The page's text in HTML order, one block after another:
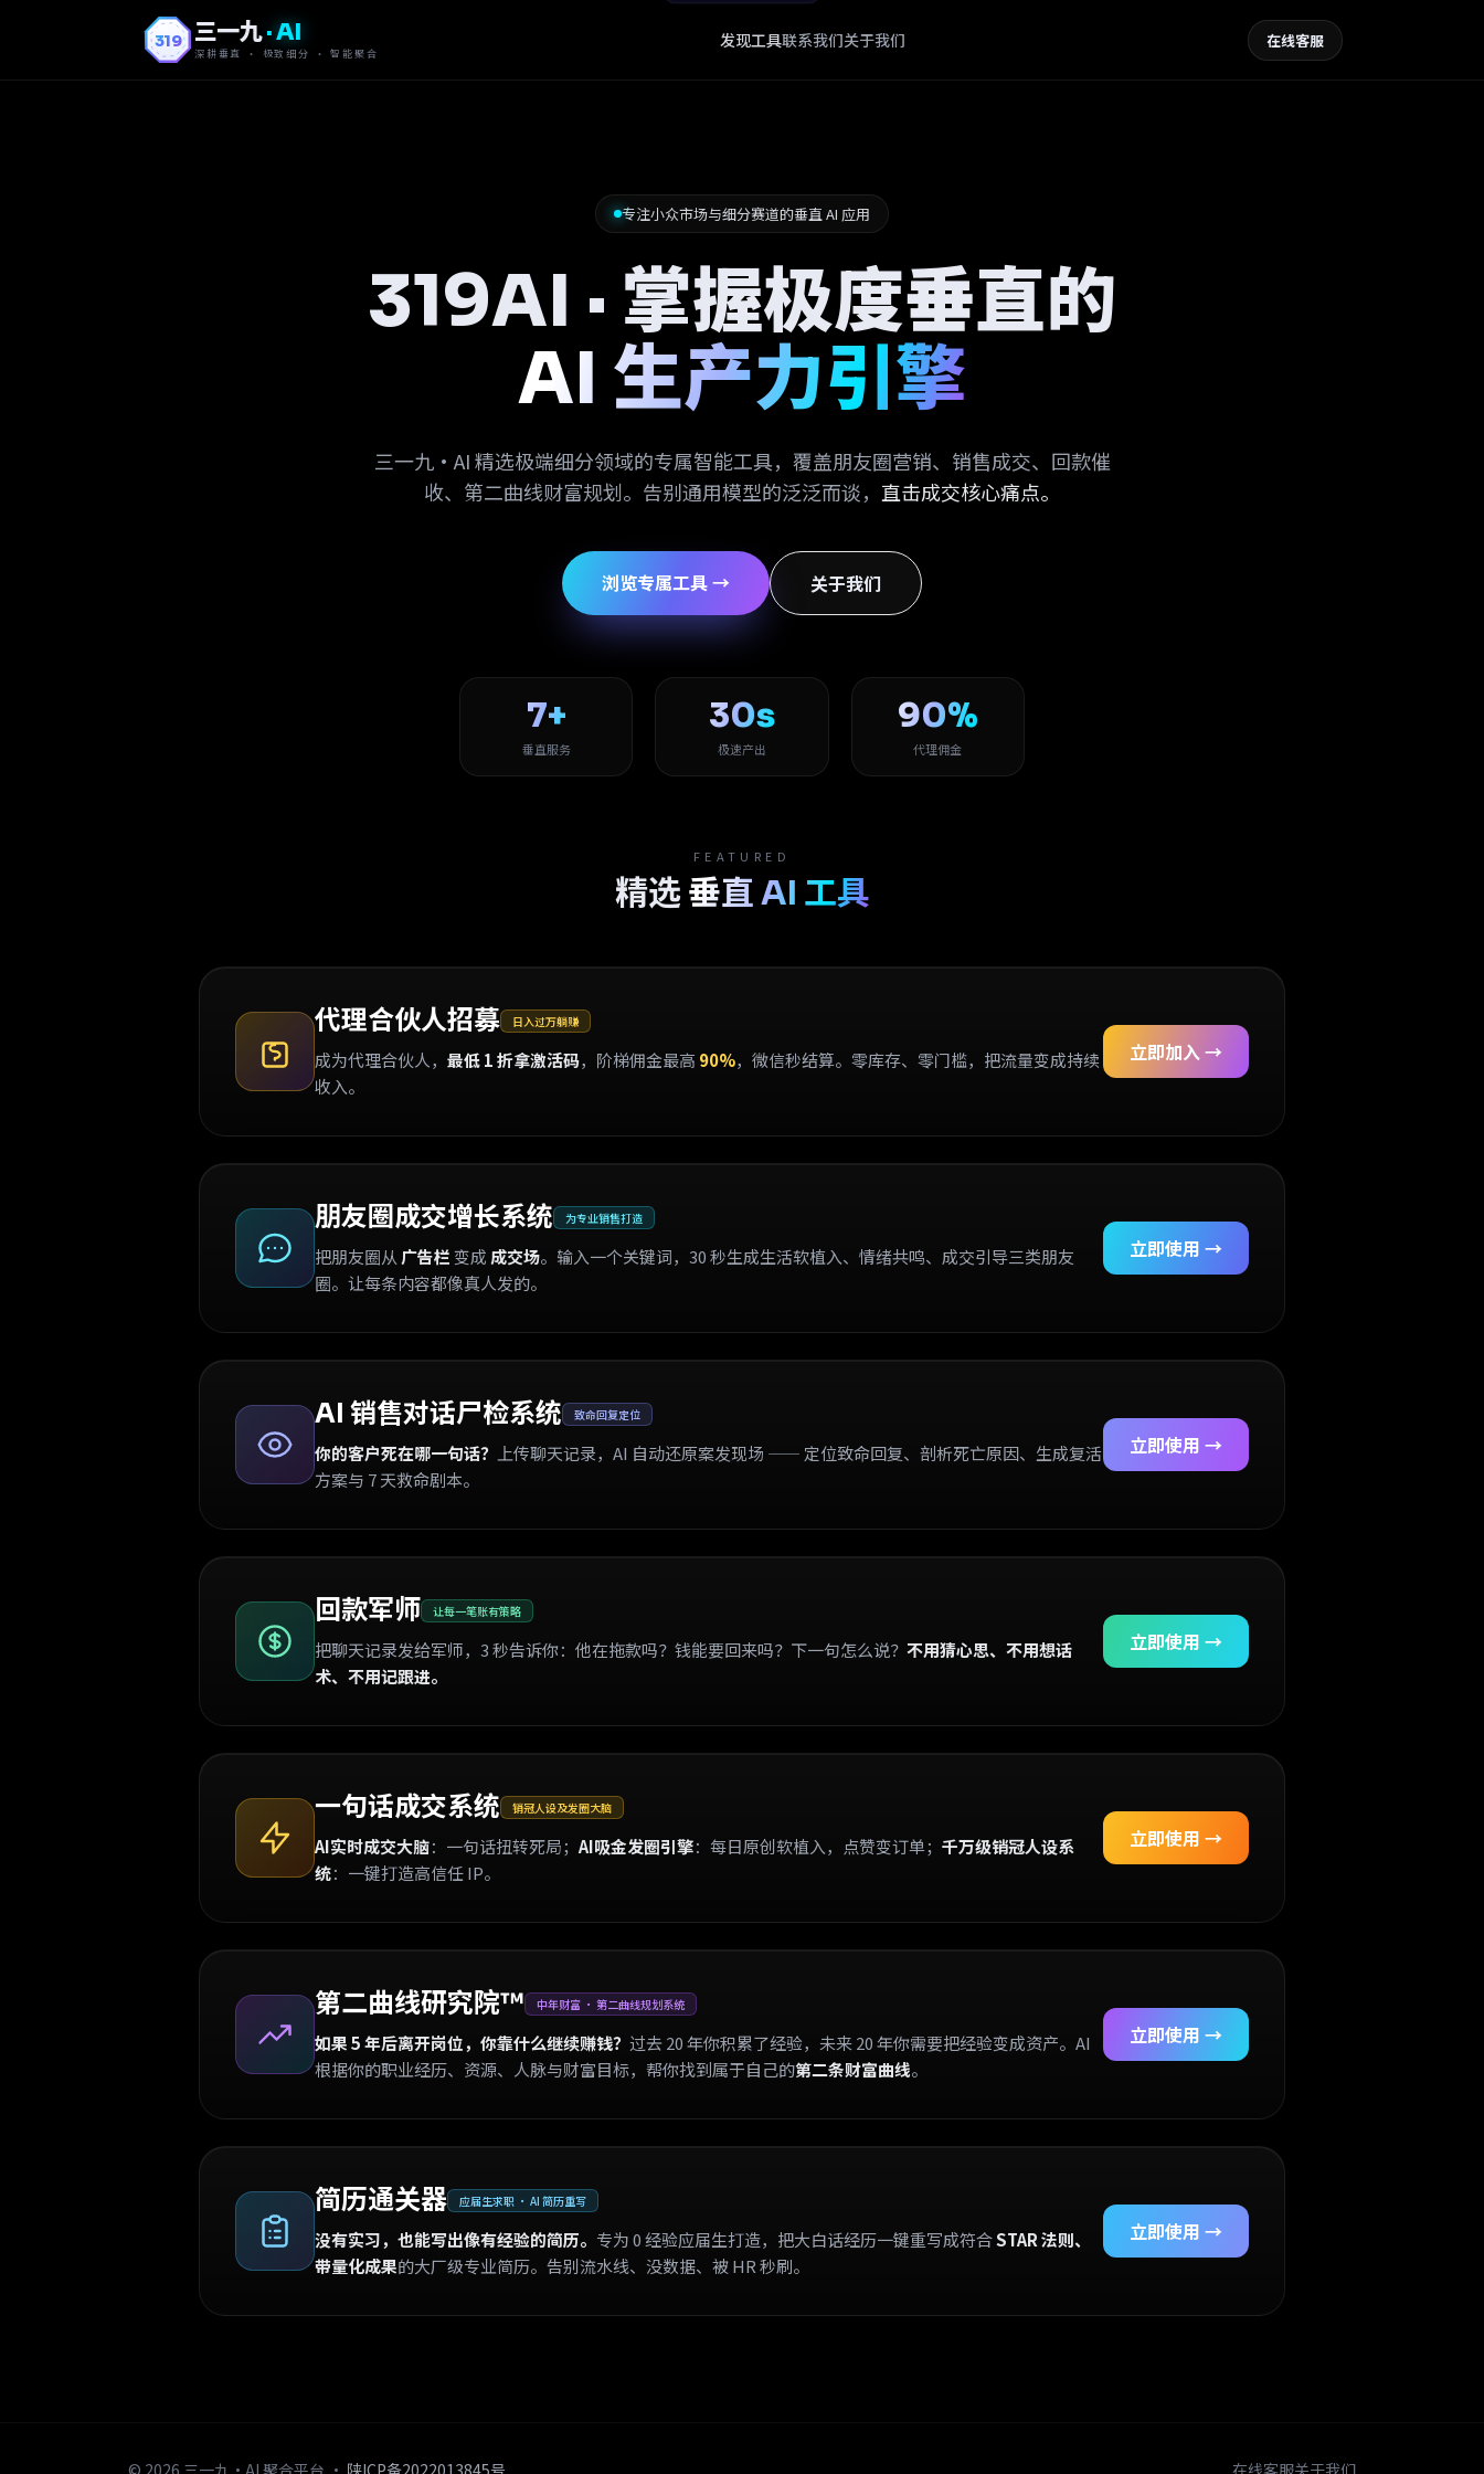
319 三一九· AI
深耕垂直 · 极致细分 · 智能聚合
发现工具联系我们关于我们 在线客服
专注小众市场与细分赛道的垂直 AI 应用
319AI · 掌握极度垂直的
AI 生产力引擎
三一九·AI 精选极端细分领域的专属智能工具，覆盖朋友圈营销、销售成交、回款催
收、第二曲线财富规划。告别通用模型的泛泛而谈， 直击成交核心痛点。
浏览专属工具 → 关于我们
7+
垂直服务
30s
极速产出
90%
代理佣金
FEATURED
精选垂直 AI 工具
代理合伙人招募 日入过万躺赚
成为代理合伙人， 最低 1 折拿激活码，阶梯佣金最高 90%，微信秒结算。零库存、零门槛，把流量变成持续
收入。
立即加入 →
朋友圈成交增长系统 为专业销售打造
把朋友圈从 广告栏变成 成交场。输入一个关键词，30 秒生成生活软植入、情绪共鸣、成交引导三类朋友
圈。让每条内容都像真人发的。
立即使用 →
AI 销售对话尸检系统 致命回复定位
你的客户死在哪一句话？
上传聊天记录，AI 自动还原案发现场 —— 定位致命回复、剖析死亡原因、生成复活
方案与 7 天救命剧本。
立即使用 →
回款军师 让每一笔账有策略
把聊天记录发给军师，3 秒告诉你：他在拖款吗？钱能要回来吗？下一句怎么说？ 不用猜心思、不用想话
术、不用记跟进。
立即使用 →
一句话成交系统 销冠人设及发圈大脑
AI实时成交大脑：一句话扭转死局； AI吸金发圈引擎：每日原创软植入，点赞变订单； 千万级销冠人设系
统：一键打造高信任 IP。
立即使用 →
第二曲线研究院™ 中年财富 · 第二曲线规划系统
如果 5 年后离开岗位，你靠什么继续赚钱？ 过去 20 年你积累了经验，未来 20 年你需要把经验变成资产。AI
根据你的职业经历、资源、人脉与财富目标，帮你找到属于自己的第二条财富曲线。
立即使用 →
简历通关器 应届生求职 · AI 简历重写
没有实习，也能写出像有经验的简历。 专为 0 经验应届生打造，把大白话经历一键重写成符合STAR 法则、
带量化成果的大厂级专业简历。告别流水线、没数据、被 HR 秒刷。
立即使用 →
© 2026 三一九·AI 聚合平台 · 陕ICP备2022013845号 在线客服关于我们